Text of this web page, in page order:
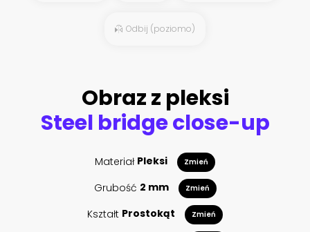
Odbij (poziomo)
Obraz z pleksi
Steel bridge close-up
Materiał Pleksi Zmień
Grubość 2 mm Zmień
Kształt Prostokąt Zmień